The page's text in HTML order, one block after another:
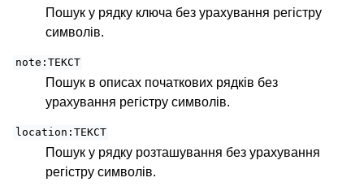
Пошук у рядку ключа без урахування регістру
символів.
note:ТЕКСТ
Пошук в описах початкових рядків без
урахування регістру символів.
location:ТЕКСТ
Пошук у рядку розташування без урахування
регістру символів.